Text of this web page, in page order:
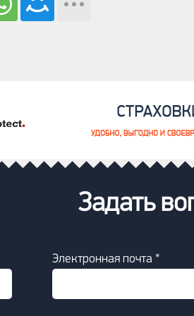
Задать
Электронная почта *